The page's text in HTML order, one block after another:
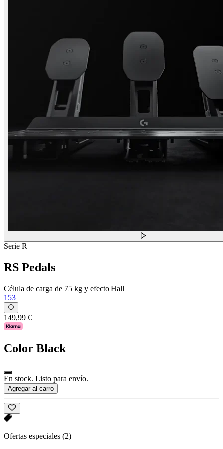
Serie R
RS Pedals
Célula de carga de 75 kg y efecto Hall
153
149,99 €
Color Black
En stock. Listo para envío.
Agregar al carro
Ofertas especiales (2)